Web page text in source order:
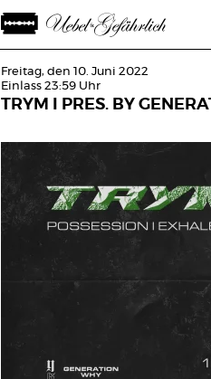
Freitag, den 10. Juni 2022
Einlass 23:59 Uhr
TRYM I PRES. BY